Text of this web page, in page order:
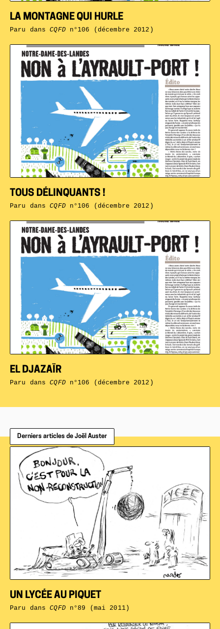
EL DJAZAÏR
Paru dansCQFDn°106 (décembre 2012)
TOUS DÉLINQUANTS !
Paru dansCQFDn°106 (décembre 2012)
LA MONTAGNE QUI HURLE
Paru dansCQFDn°106 (décembre 2012)
Derniers articles de Joël Auster
UN LYCÉE AU PIQUET
Paru dansCQFDn°89 (mai 2011)